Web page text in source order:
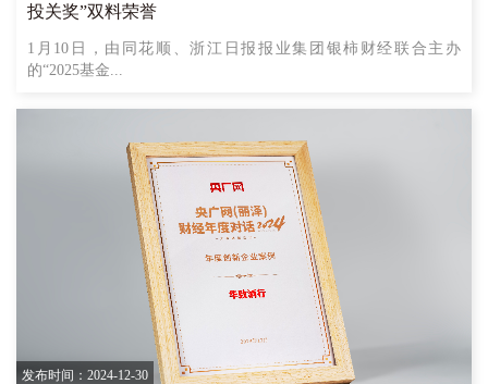
投关奖”双料荣誉
1月10日，由同花顺、浙江日报报业集团银柿财经联合主办
的“2025基金...
发布时间：2024-12-30